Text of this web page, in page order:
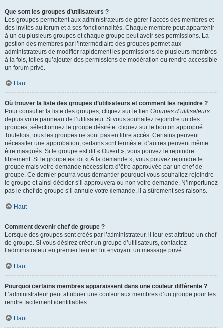
Que sont les groupes d’utilisateurs ?
Les groupes permettent aux administrateurs de gérer l’accès des membres et
des invités au forum et à ses fonctionnalités. Chaque membre peut appartenir
à un ou plusieurs groupes et chaque groupe peut avoir ses permissions. La
gestion des membres par l’intermédiaire des groupes permet aux
administrateurs de modifier rapidement les permissions de plusieurs membres
à la fois, telles qu’ajouter des permissions de modération ou rendre accessible
un forum privé.
Haut
Où trouver la liste des groupes d’utilisateurs et comment les rejoindre ?
Pour consulter la liste des groupes, cliquez sur le lien Groupes d’utilisateurs
depuis votre panneau de l’utilisateur. Si vous souhaitez rejoindre un des
groupes, sélectionnez le groupe désiré et cliquez sur le bouton approprié.
Toutefois, tous les groupes ne sont pas en libre accès. Certains peuvent
nécessiter une approbation, certains sont fermés et d’autres peuvent même
être masqués. Si le groupe est dit « Ouvert », vous pouvez le rejoindre
librement. Si le groupe est dit « À la demande », vous pouvez rejoindre le
groupe mais votre demande nécessitera d’être approuvée par un chef de
groupe. Ce dernier pourra vous demander pourquoi vous souhaitez rejoindre
le groupe et ainsi décider s’il approuvera ou non votre demande. N’importunez
pas le chef de groupe s’il annule votre demande, il a sûrement ses raisons.
Haut
Comment devenir chef de groupe ?
Lorsque des groupes sont créés par l’administrateur, il leur est attribué un chef
de groupe. Si vous désirez créer un groupe d’utilisateurs, contactez
l’administrateur en premier lieu en lui envoyant un message privé.
Haut
Pourquoi certains membres apparaissent dans une couleur différente ?
L’administrateur peut attribuer une couleur aux membres d’un groupe pour les
rendre facilement identifiables.
Haut